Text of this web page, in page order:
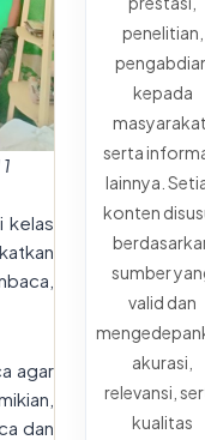
kelas
agar
dan
penelitian,
kepada
masyarakat,
serta
lainnya.
konten
sumber
valid dan
akurasi,
relevansi,
kualitas